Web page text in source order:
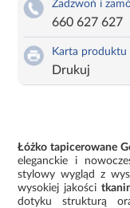
Zadzwoń i
660 627 627
Karta produktu
Drukuj
Łóżko tapicerowane
eleganckie i
stylowy wygląd z
wysokiej jakości
dotyku strukturą